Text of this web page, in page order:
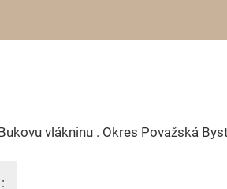
vlákninu . Okres Považská